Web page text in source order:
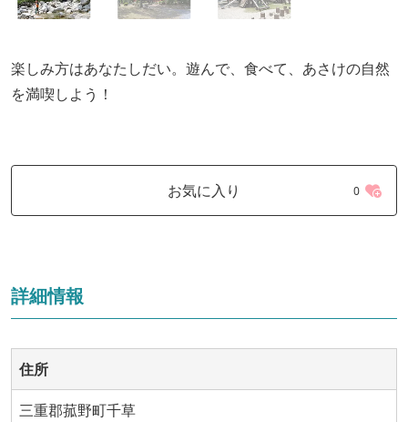
楽しみ方はあなたしだい。遊んで、食べて、あさけの自然
を満喫しよう！
お気に入り 0
詳細情報
住所
三重郡菰野町千草